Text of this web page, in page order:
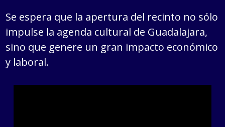
Se espera que la apertura del recinto no sólo
impulse la agenda cultural de Guadalajara,
sino que genere un gran impacto económico
y laboral.